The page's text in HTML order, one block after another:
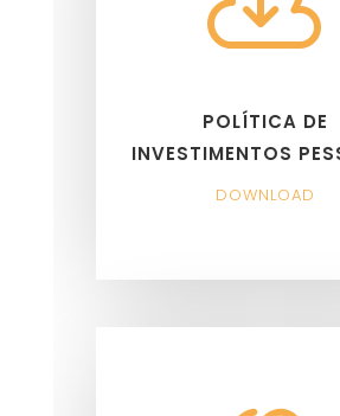
POLÍTICA DE
INVESTIMENTOS
DOWNLOAD